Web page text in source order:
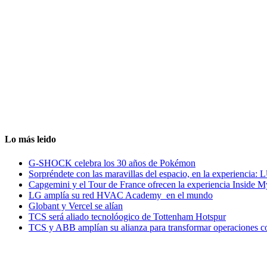
Lo más leido
G-SHOCK celebra los 30 años de Pokémon
Sorpréndete con las maravillas del espacio, en la experiencia:
Capgemini y el Tour de France ofrecen la experiencia Inside
LG amplía su red HVAC Academy en el mundo
Globant y Vercel se alían
TCS será aliado tecnolóogico de Tottenham Hotspur
TCS y ABB amplían su alianza para transformar operaciones